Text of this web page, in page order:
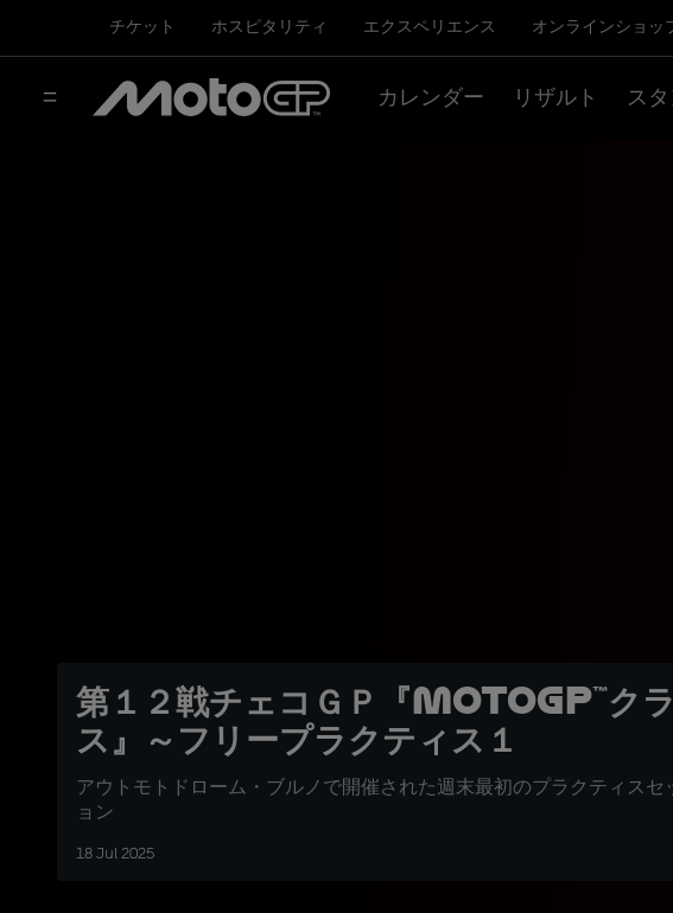
チケット ホスピタリティ エクスペリエンス オンラインショッ
カレンダー リザルト ス
第１２戦チェコＧＰ『MotoGP™クラ
ス』～フリープラクティス１
アウトモトドローム・ブルノで開催された週末最初のプラクティスセ
ョン
18 Jul 2025